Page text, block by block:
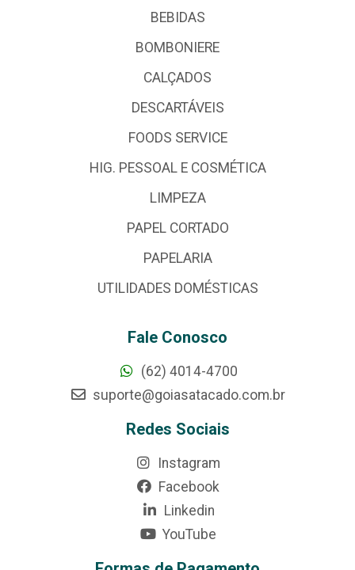
BEBIDAS
BOMBONIERE
CALÇADOS
DESCARTÁVEIS
FOODS SERVICE
HIG. PESSOAL E COSMÉTICA
LIMPEZA
PAPEL CORTADO
PAPELARIA
UTILIDADES DOMÉSTICAS
Fale Conosco
(62) 4014-4700
suporte@goiasatacado.com.br
Redes Sociais
Instagram
Facebook
Linkedin
YouTube